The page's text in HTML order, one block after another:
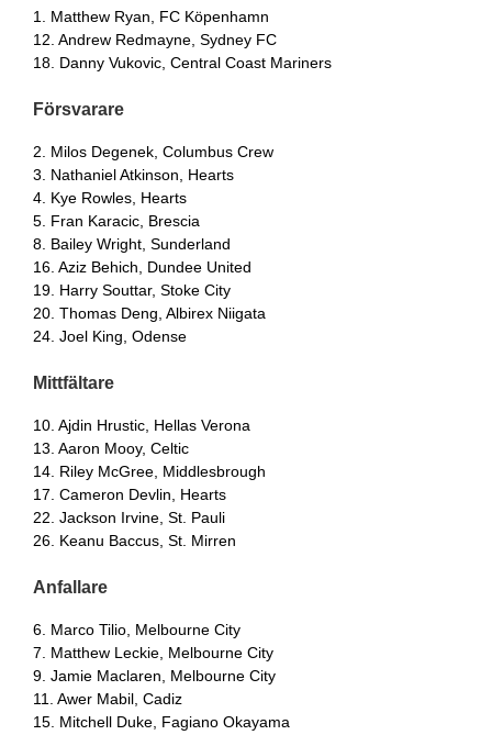
1. Matthew Ryan, FC Köpenhamn
12. Andrew Redmayne, Sydney FC
18. Danny Vukovic, Central Coast Mariners
Försvarare
2. Milos Degenek, Columbus Crew
3. Nathaniel Atkinson, Hearts
4. Kye Rowles, Hearts
5. Fran Karacic, Brescia
8. Bailey Wright, Sunderland
16. Aziz Behich, Dundee United
19. Harry Souttar, Stoke City
20. Thomas Deng, Albirex Niigata
24. Joel King, Odense
Mittfältare
10. Ajdin Hrustic, Hellas Verona
13. Aaron Mooy, Celtic
14. Riley McGree, Middlesbrough
17. Cameron Devlin, Hearts
22. Jackson Irvine, St. Pauli
26. Keanu Baccus, St. Mirren
Anfallare
6. Marco Tilio, Melbourne City
7. Matthew Leckie, Melbourne City
9. Jamie Maclaren, Melbourne City
11. Awer Mabil, Cadiz
15. Mitchell Duke, Fagiano Okayama